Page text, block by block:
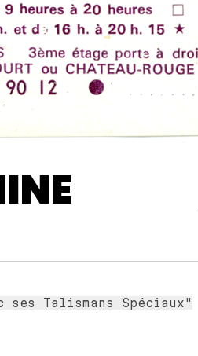
ses Talismans Spéciaux"